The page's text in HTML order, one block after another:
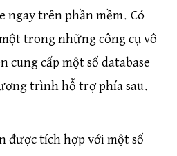
ngay trên phần mềm. Có
trong những công cụ vô
cung cấp một số database
trình hỗ trợ phía sau.
được tích hợp với một số